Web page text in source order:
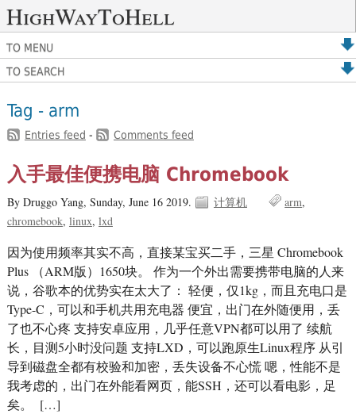
HighWayToHell
TO MENU
TO SEARCH
Tag - arm
Entries feed - Comments feed
入手最佳便携电脑 Chromebook
By Druggo Yang, Sunday, June 16 2019. 计算机
arm
chromebook linux lxd
因为使用频率其实不高，直接某宝买二手，三星 Chromebook
Plus （ARM版）1650块。 作为一个外出需要携带电脑的人来
说，谷歌本的优势实在太大了： 轻便，仅1kg，而且充电口是
Type-C，可以和手机共用充电器 便宜，出门在外随便用，丢
了也不心疼 支持安卓应用，几乎任意VPN都可以用了 续航
长，目测5小时没问题 支持LXD，可以跑原生Linux程序 从引
导到磁盘全都有校验和加密，丢失设备不心慌 嗯，性能不是
我考虑的，出门在外能看网页，能SSH，还可以看电影，足
矣。 […]